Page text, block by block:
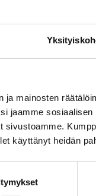
ja mainosten
jaamme
käyttänyt heidän